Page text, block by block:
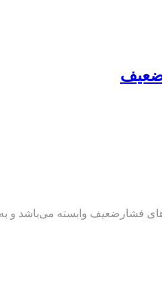
فشارضعیف وابسته می‌باشد و